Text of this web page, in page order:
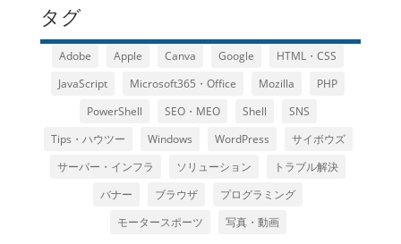
タグ
Adobe Apple Canva Google
HTML・CSS
JavaScript
Microsoft365・Office Mozilla
PHP
PowerShell
SEO・MEO Shell
SNS
Tips・ハウツー
Windows WordPress
サイボウズ
サーバー・インフラ
ソリューション
トラブル解決
バナー
ブラウザ
プログラミング
モータースポーツ
写真・動画